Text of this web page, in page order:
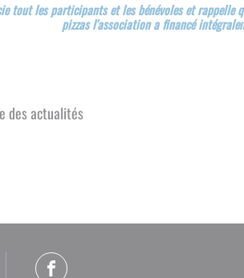
tout les participants et les bénévoles et
pizzas l'association a financé
des actualités